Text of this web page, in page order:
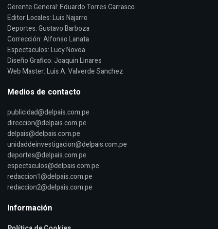
Gerente General: Eduardo Torres Carrasco.
Editor Locales: Luis Najarro
Deportes: Gustavo Barboza
Corrección: Alfonso Lanata
Espectaculos: Lucy Novoa
Diseño Grafico: Joaquin Linares
Web Master: Luis A. Valverde Sanchez
Medios de contacto
publicidad@delpais.com.pe
direccion@delpais.com.pe
delpais@delpais.com.pe
unidaddeinvestigacion@delpais.com.pe
deportes@delpais.com.pe
espectaculos@delpais.com.pe
redaccion1@delpais.com.pe
redaccion2@delpais.com.pe
Información